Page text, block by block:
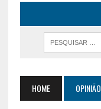
HOME OPINIÃO